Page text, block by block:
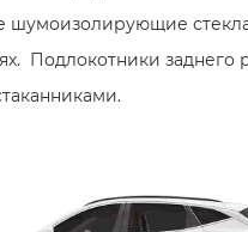
шумоизолирующие
Подлокотники заднего